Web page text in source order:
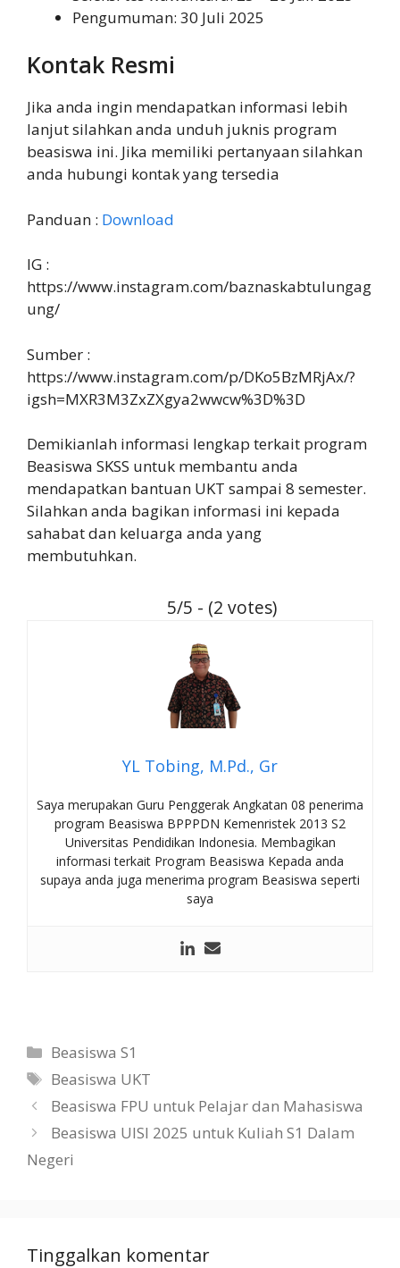
Pengumuman: 30 Juli 2025
Kontak Resmi
Jika anda ingin mendapatkan informasi lebih
lanjut silahkan anda unduh juknis program
beasiswa ini. Jika memiliki pertanyaan silahkan
anda hubungi kontak yang tersedia
Panduan : Download
IG :
https://www.instagram.com/baznaskabtulungag
ung/
Sumber :
https://www.instagram.com/p/DKo5BzMRjAx/?
igsh=MXR3M3ZxZXgya2wwcw%3D%3D
Demikianlah informasi lengkap terkait program
Beasiswa SKSS untuk membantu anda
mendapatkan bantuan UKT sampai 8 semester.
Silahkan anda bagikan informasi ini kepada
sahabat dan keluarga anda yang
membutuhkan.
5/5 - (2 votes)
YL Tobing, M.Pd., Gr
Saya merupakan Guru Penggerak Angkatan 08 penerima
program Beasiswa BPPPDN Kemenristek 2013 S2
Universitas Pendidikan Indonesia. Membagikan
informasi terkait Program Beasiswa Kepada anda
supaya anda juga menerima program Beasiswa seperti
saya
Kategori
Beasiswa S1
Tag
Beasiswa UKT
Beasiswa FPU untuk Pelajar dan Mahasiswa
Beasiswa UISI 2025 untuk Kuliah S1 Dalam
Negeri
Tinggalkan komentar